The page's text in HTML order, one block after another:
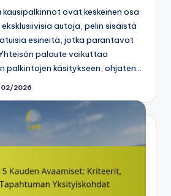
ovat keskeinen osa
eksklusiivisia autoja, pelin sisäistä
esineitä, jotka parantavat
palaute vaikuttaa
palkintojen käsitykseen, ohjaten…
2026